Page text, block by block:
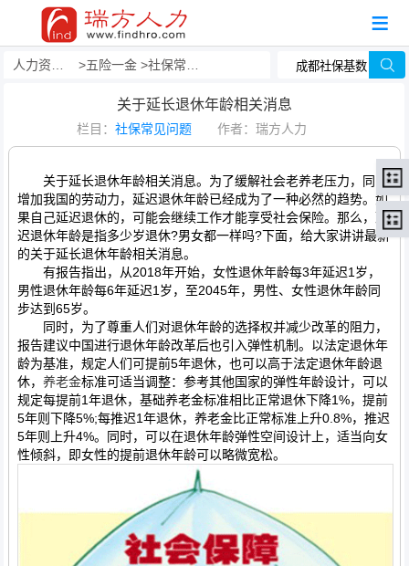
五险一金 社保常见问题
关于延长退休年龄相关消息
栏目： 社保常见问题 作者：瑞方人力
关于延长退休年龄相关消息。为了缓解社会老养老压力，同时
增加我国的劳动力，延迟退休年龄已经成为了一种必然的趋势。如
果自己延迟退休的，可能会继续工作才能享受社会保险。那么，延
迟退休年龄是指多少岁退休?男女都一样吗?下面，给大家讲讲最新
的关于延长退休年龄相关消息。
有报告指出，从2018年开始，女性退休年龄每3年延迟1岁，
男性退休年龄每6年延迟1岁，至2045年，男性、女性退休年龄同
步达到65岁。
同时，为了尊重人们对退休年龄的选择权并减少改革的阻力，
报告建议中国进行退休年龄改革后也引入弹性机制。以法定退休年
龄为基准，规定人们可提前5年退休，也可以高于法定退休年龄退
休， 养老金标准可适当调整：参考其他国家的弹性年龄设计，可以
规定每提前1年退休，基础养老金标准相比正常退休下降1%，提前
5年则下降5%;每推迟1年退休，养老金比正常标准上升0.8%，推迟
5年则上升4%。同时，可以在退休年龄弹性空间设计上，适当向女
性倾斜，即女性的提前退休年龄可以略微宽松。